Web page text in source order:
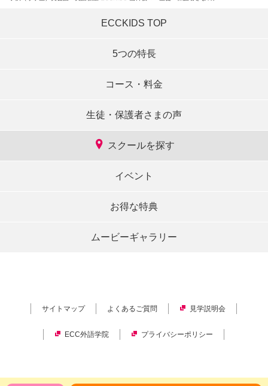
ECCKIDS TOP
5つの特長
コース・料金
生徒・保護者さまの声
スクールを探す
イベント
お得な特典
ムービーギャラリー
サイトマップ よくあるご質問 見学説明会
ECC外語学院 プライバシーポリシー